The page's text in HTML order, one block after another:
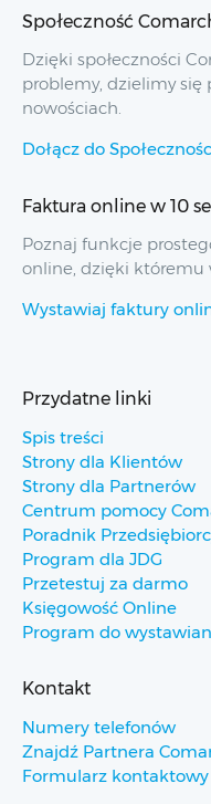
Społeczność
Dzięki społeczności
problemy, dzielimy się
nowościach.
Dołącz do
Faktura online w 10
Poznaj funkcje
online, dzięki któremu
Wystawiaj faktury
Przydatne linki
Spis treści
Strony dla Klientów
Strony dla Partnerów
Centrum pomocy
Poradnik
Program dla JDG
Przetestuj za darmo
Księgowość Online
Program do
Kontakt
Numery telefonów
Znajdź Partnera
Formularz kontaktowy